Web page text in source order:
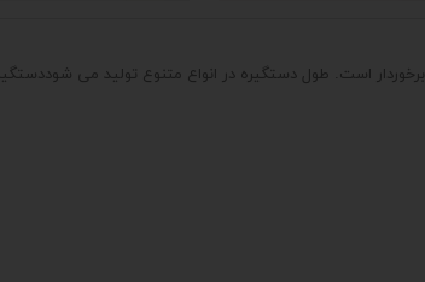
است. طول دستگیره در انواع متنوع تولید می